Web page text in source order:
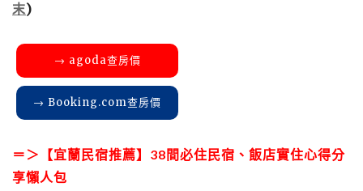
末)
→ agoda查房價
→ Booking.com查房價
＝＞
【宜蘭民宿推薦】38間必住民宿、飯店實住心得分
享懶人包